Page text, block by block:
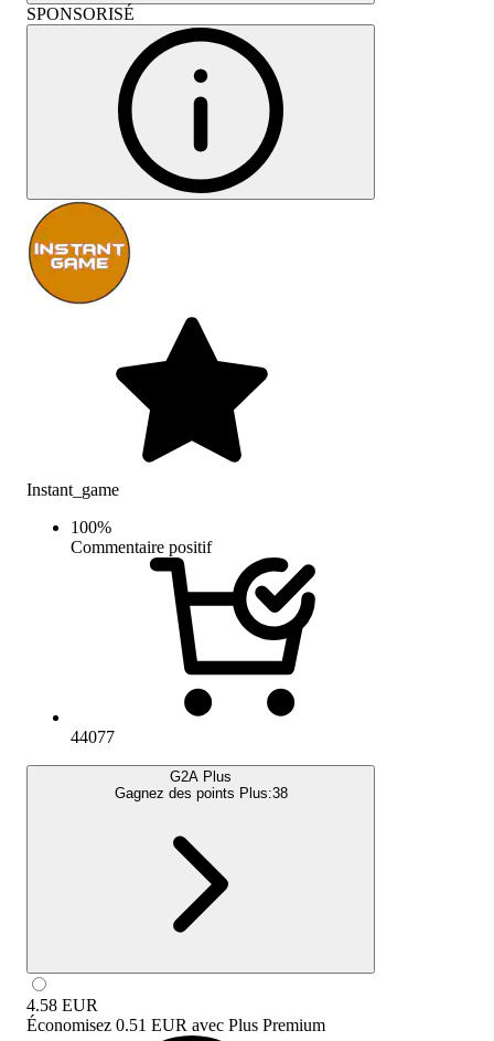
SPONSORISÉ
Instant_game
100%
Commentaire positif
44077
G2A Plus
Gagnez des points Plus:38
4.58 EUR
Économisez 0.51 EUR avec Plus Premium